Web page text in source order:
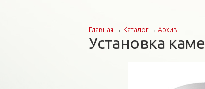
Вы здесь
Главная → Каталог→ Архив
Установка